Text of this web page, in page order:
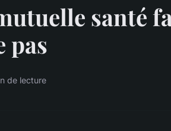
santé
pas
de lecture